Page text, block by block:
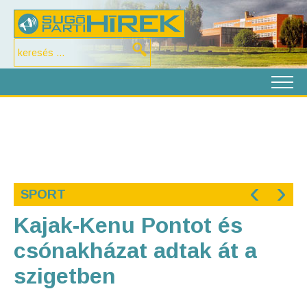
SPORT ‹ ›
Kajak-Kenu Pontot és
csónakházat adtak át a
szigetben